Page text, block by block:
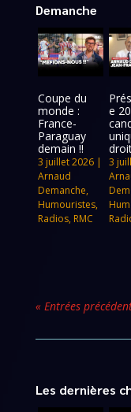
Demanche
Coupe du
monde :
France-
Paraguay
demain !!
3 juillet 2026 |
Arnaud
Demanche,
Humouristes,
Radios, RMC
e
3
« Entrées
Les dernières